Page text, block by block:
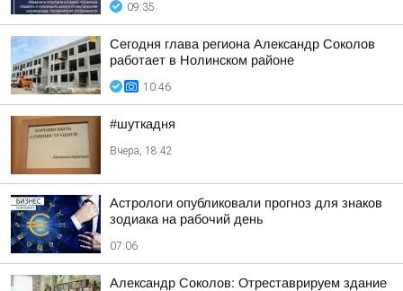
09:35
Сегодня глава региона Александр Соколов
работает в Нолинском районе
10:46
#шуткадня
Вчера, 18:42
Астрологи опубликовали прогноз для знаков
зодиака на рабочий день
07:06
Александр Соколов: Отреставрируем здание